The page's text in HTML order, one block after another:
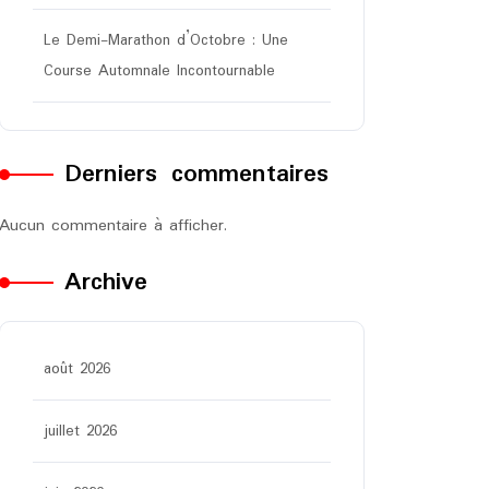
Le Demi-Marathon d’Octobre : Une
Course Automnale Incontournable
Derniers commentaires
Aucun commentaire à afficher.
Archive
août 2026
juillet 2026